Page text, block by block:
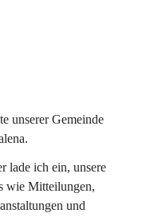
unserer Gemeinde
lade ich ein, unsere
wie Mitteilungen,
und